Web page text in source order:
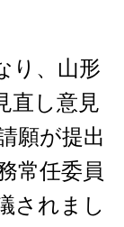
り、山形
直し意見
願が提出
常任委員
されまし